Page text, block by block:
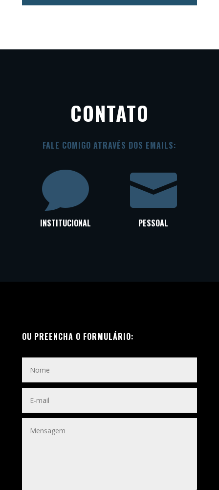
CONTATO
FALE COMIGO ATRAVÉS DOS EMAILS:

INSTITUCIONAL

PESSOAL
OU PREENCHA O FORMULÁRIO: